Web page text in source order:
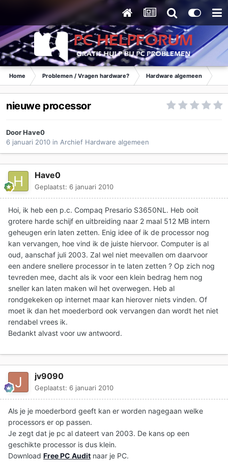
Home Problemen / Vragen hardware? Hardware algemeen
nieuwe processor
DoorHave0
6 januari 2010 in Archief Hardware algemeen
Have0
Geplaatst: 6 januari 2010
Hoi, ik heb een p.c. Compaq Presario S3650NL. Heb ooit
grotere harde schijf en uitbreiding naar 2 maal 512 MB intern
geheugen erin laten zetten. Enig idee of ik de processor nog
kan vervangen, hoe vind ik de juiste hiervoor. Computer is al
oud, aanschaf juli 2003. Zal wel niet meevallen om daarvoor
een andere snellere processor in te laten zetten ? Op zich nog
tevreden mee, dacht als ik voor een klein bedrag hem nog
sneller kan laten maken wil het overwegen. Heb al
rondgekeken op internet maar kan hierover niets vinden. Of
moet ik dan het moederbord ook vervangen dan wordt het niet
rendabel vrees ik.
Bedankt alvast voor uw antwoord.
jv9090
Geplaatst: 6 januari 2010
Als je je moederbord geeft kan er worden nagegaan welke
processors er op passen.
Je zegt dat je pc al dateert van 2003. De kans op een
geschikte processor is dus klein.
Download Free PC Audit naar je PC.